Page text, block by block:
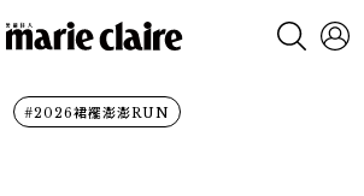
#2026裙襬澎澎RUN